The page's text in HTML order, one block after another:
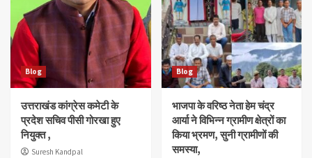
Blog
उत्तराखंड कांग्रेस कमेटी के
प्रदेश सचिव पीसी गोरखा हुए
नियुक्त ,
Suresh Kandpal
Blog
भाजपा के वरिष्ठ नेता हेम चंद्र
आर्या ने विभिन्न ग्रामीण क्षेत्रों का
किया भ्रमण, सुनी ग्रामीणों की
समस्या,